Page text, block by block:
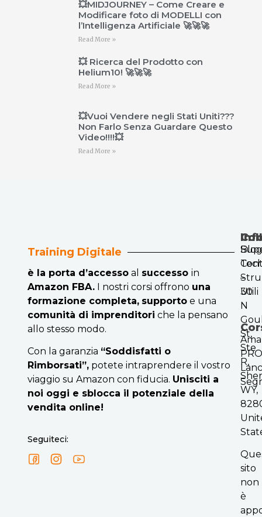
💥MIDJOURNEY – Come Creare e
Modificare foto di MODELLI con
l’Intelligenza Artificiale 🚀🚀🚀
Read More »
💥 Ricerca del Prodotto con
Helium10! 🚀🚀🚀
Read More »
💥Vuoi Vendere negli Stati Uniti???
Non Farlo Senza Guardare Questo
Video!!!!💥
Read More »
Training Digitale
è la porta d’accessoal successo in
Amazon FBA.I nostri corsi offrono una
formazione completa, supportoe una
comunità di imprenditori che la pensano
allo stesso modo.
Con la garanzia “Soddisfatti o
Rimborsati”,potete intraprendere il vostro
viaggio su Amazon con fiducia. Unisciti a
noi oggi e sblocca il potenziale della
vendita online!
Seguiteci:
Utili
–
30
N
St,
Ste
R,
WY,
sito
non
è